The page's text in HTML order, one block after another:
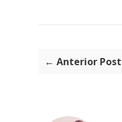
← Anterior Post